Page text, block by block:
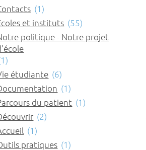
(1)
et instituts (55)
politique - Notre projet
étudiante (6)
(1)
du patient (1)
(2)
(1)
pratiques (1)